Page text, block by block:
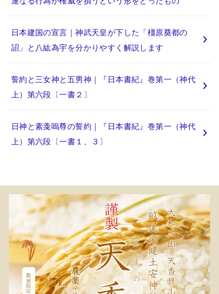
日本建国の宣言｜神武天皇が下した「橿原奠都の
詔」と八紘為宇を分かりやすく解説します
誓約と三女神と五男神｜『日本書紀』巻第一（神代
上）第六段〔一書２〕
日神と素戔嗚尊の誓約｜『日本書紀』巻第一（神代
上）第六段〔一書１、３〕